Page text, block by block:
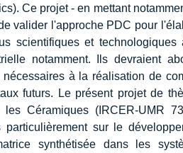
Ce projet - en mettant
de valider l'approche PDC pour
scientifiques et
notamment. Ils devraient
nécessaires à la réalisation de
futurs. Le présent projet de
les Céramiques (IRCER-UMR
particulièrement sur le
synthétisée dans les